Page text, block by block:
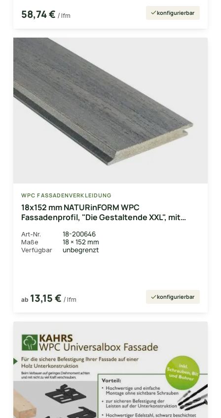
58,74 € / lfm konfigurierbar
WPC FASSADENVERKLEIDUNG
18x152 mm NATURinFORM WPC
Fassadenprofil, "Die Gestaltende XXL", mit
Deckmaß: 148mm
Art-Nr. 18-200646
Maße 18 × 152 mm
Verfügbar unbegrenzt
ab 13,15 € / lfm konfigurierbar